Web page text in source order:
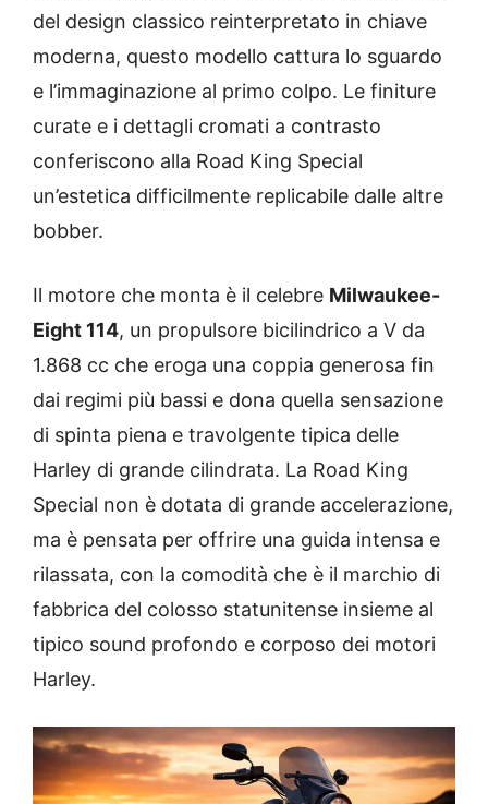
del design classico reinterpretato in chiave
moderna, questo modello cattura lo sguardo
e l’immaginazione al primo colpo. Le finiture
curate e i dettagli cromati a contrasto
conferiscono alla Road King Special
un’estetica difficilmente replicabile dalle altre
bobber.
Il motore che monta è il celebre Milwaukee-
Eight 114, un propulsore bicilindrico a V da
1.868 cc che eroga una coppia generosa fin
dai regimi più bassi e dona quella sensazione
di spinta piena e travolgente tipica delle
Harley di grande cilindrata. La Road King
Special non è dotata di grande accelerazione,
ma è pensata per offrire una guida intensa e
rilassata, con la comodità che è il marchio di
fabbrica del colosso statunitense insieme al
tipico sound profondo e corposo dei motori
Harley.